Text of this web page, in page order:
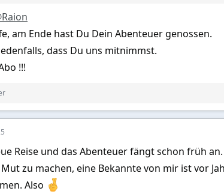
am Ende hast Du Dein Abenteuer genossen.
dass Du uns mitnimmst.
!!!
Reise und das Abenteuer fängt schon früh an.
zu machen, eine Bekannte von mir ist vor
Also